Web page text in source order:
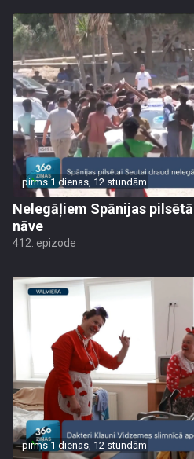
pirms 1 dienas, 12 stundām
Nelegāļiem Spānijas
nāve
412. epizode
pirms 1 dienas, 12 stundām